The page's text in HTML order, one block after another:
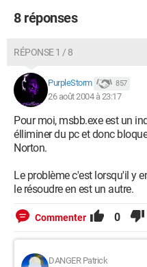
8 réponses
RÉPONSE 1 / 8
PurpleStorm 857
26 août 2004 à 23:17
Pour moi, msbb.exe est un
élliminer du pc et donc
Norton.
Le problème c'est lorsqu'il y
le résoudre en est un autre.
Commenter 0
DANGER Patrick